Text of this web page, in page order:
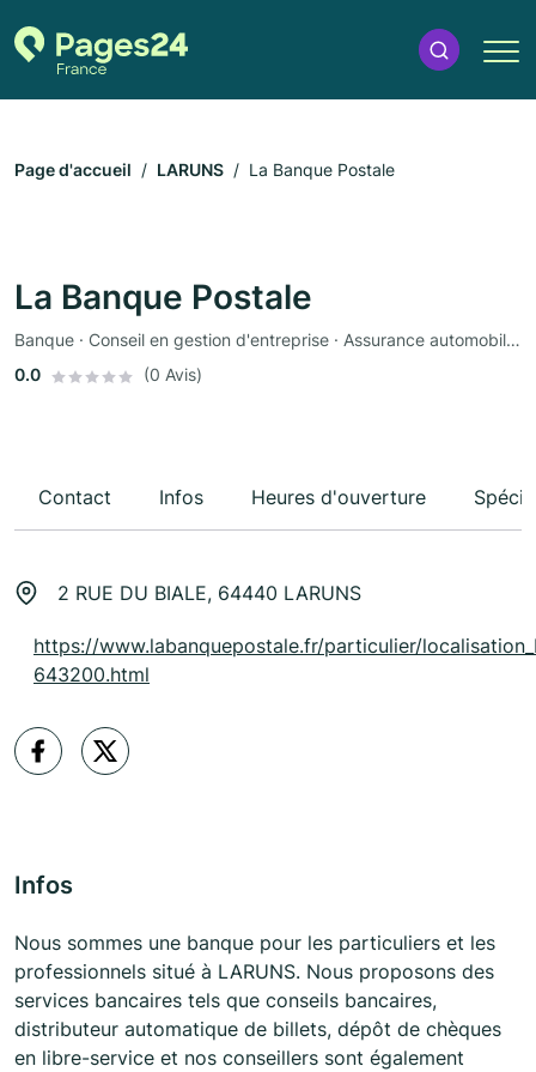
Page d'accueil LARUNS La Banque Postale
La Banque Postale
Banque · Conseil en gestion d'entreprise · Assurance automobile · Assurance
0.0
(0 Avis)
Contact Infos Heures d'ouverture
2 RUE DU BIALE, 64440 LARUNS
https://www.labanquepostale.fr/particulier/
643200.html
Infos
Nous sommes une banque pour les particuliers et les
professionnels situé à LARUNS. Nous proposons des
services bancaires tels que conseils bancaires,
distributeur automatique de billets, dépôt de chèques
en libre-service et nos conseillers sont également